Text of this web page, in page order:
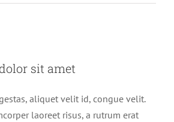
News Web Design
sit amet
aliquet velit id, congue velit.
laoreet risus, a rutrum erat